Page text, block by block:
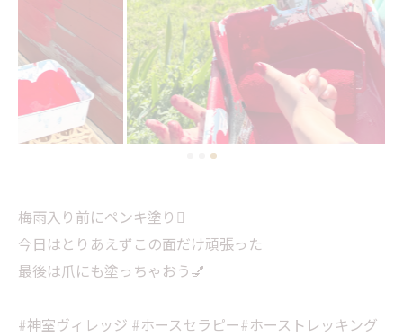
梅雨入り前にペンキ塗り🫟
今日はとりあえずこの面だけ頑張った
最後は爪にも塗っちゃおう💅
#神室ヴィレッジ #ホースセラピー#ホーストレッキング